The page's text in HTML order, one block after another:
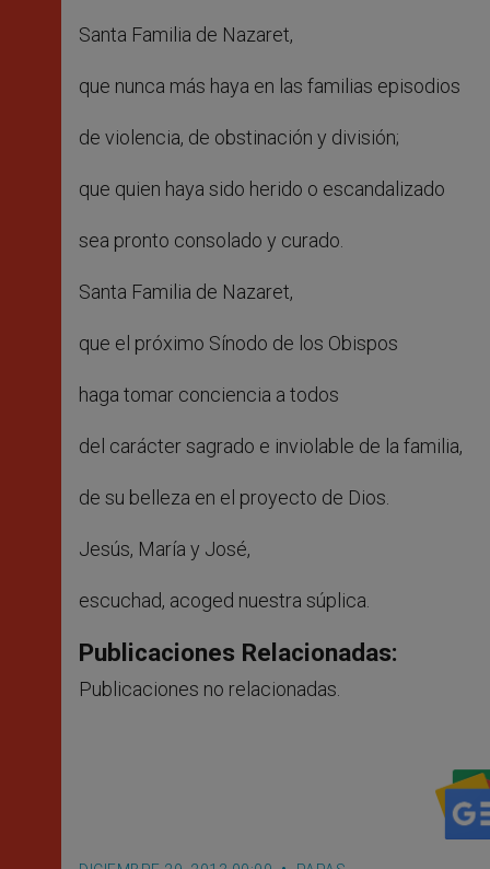
Santa Familia de Nazaret,
que nunca más haya en las familias episodios
de violencia, de obstinación y división;
que quien haya sido herido o escandalizado
sea pronto consolado y curado.
Santa Familia de Nazaret,
que el próximo Sínodo de los Obispos
haga tomar conciencia a todos
del carácter sagrado e inviolable de la familia,
de su belleza en el proyecto de Dios.
Jesús, María y José,
escuchad, acoged nuestra súplica.
Publicaciones Relacionadas:
Publicaciones no relacionadas.